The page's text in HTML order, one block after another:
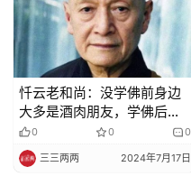
忏云老和尚：没学佛前身边
大多是酒肉朋友，学佛后身
边是同参道友
0 0 0
三三两两 2024年7月17日